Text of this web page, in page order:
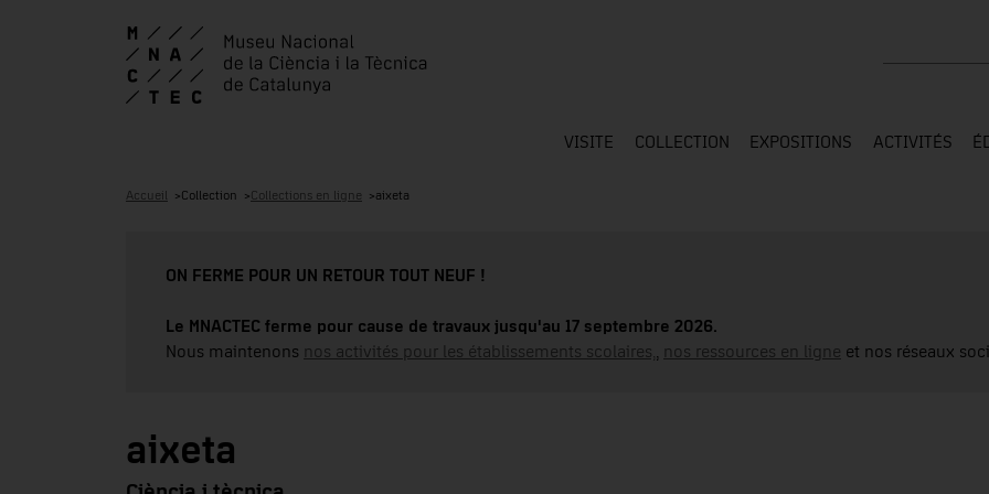
VISITE COLLECTION EXPOSITIONS ACTIVITÉS
Accueil Collection Collections en ligne aixeta
ON FERME POUR UN RETOUR TOUT NEUF !
Le MNACTEC ferme pour cause de travaux jusqu'au 17 septembre 2026.
Nous maintenons nos activités pour les établissements scolaires, nos ressources en ligne et nos réseaux
aixeta